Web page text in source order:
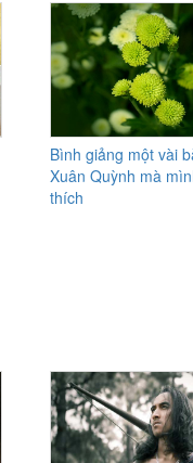
Bình giảng một vài
Xuân Quỳnh mà
thích